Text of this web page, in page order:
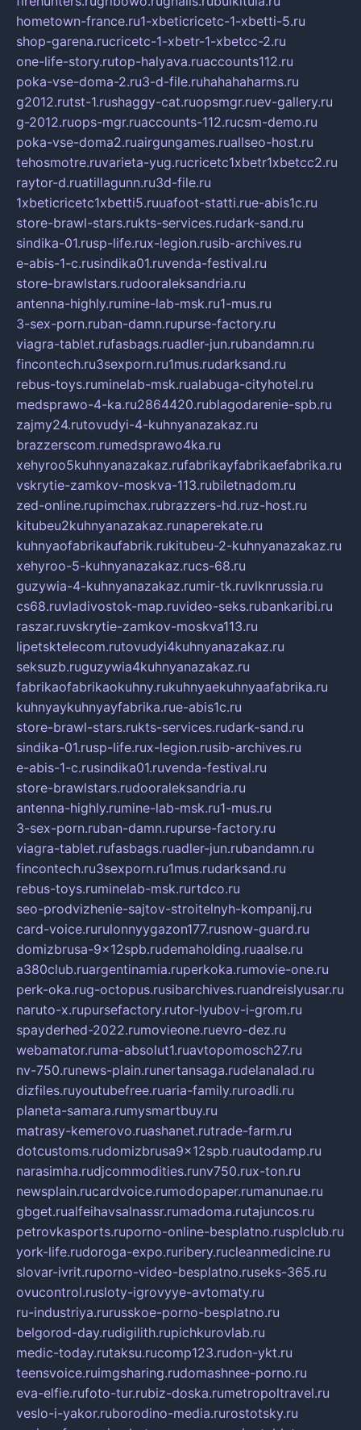
hometown-france.ru1-xbeticricetc-1-xbetti-5.ru
shop-garena.rucricetc-1-xbetr-1-xbetcc-2.ru
one-life-story.rutop-halyava.ruaccounts112.ru
poka-vse-doma-2.ru3-d-file.ruhahahaharms.ru
g2012.rutst-1.rushaggy-cat.ruopsmgr.ruev-gallery.ru
g-2012.ruops-mgr.ruaccounts-112.rucsm-demo.ru
poka-vse-doma2.ruairgungames.ruallseo-host.ru
tehosmotre.ruvarieta-yug.rucricetc1xbetr1xbetcc2.ru
raytor-d.ruatillagunn.ru3d-file.ru
1xbeticricetc1xbetti5.ruuafoot-statti.rue-abis1c.ru
store-brawl-stars.rukts-services.rudark-sand.ru
sindika-01.rusp-life.rux-legion.rusib-archives.ru
e-abis-1-c.rusindika01.ruvenda-festival.ru
store-brawlstars.rudooraleksandria.ru
antenna-highly.rumine-lab-msk.ru1-mus.ru
3-sex-porn.ruban-damn.rupurse-factory.ru
viagra-tablet.rufasbags.ruadler-jun.rubandamn.ru
fincontech.ru3sexporn.ru1mus.rudarksand.ru
rebus-toys.ruminelab-msk.rualabuga-cityhotel.ru
medsprawo-4-ka.ru2864420.rublagodarenie-spb.ru
zajmy24.rutovudyi-4-kuhnyanazakaz.ru
brazzerscom.rumedsprawo4ka.ru
xehyroo5kuhnyanazakaz.rufabrikayfabrikaefabrika.ru
vskrytie-zamkov-moskva-113.rubiletnadom.ru
zed-online.rupimchax.rubrazzers-hd.ruz-host.ru
kitubeu2kuhnyanazakaz.runaperekate.ru
kuhnyaofabrikaufabrik.rukitubeu-2-kuhnyanazakaz.ru
xehyroo-5-kuhnyanazakaz.rucs-68.ru
guzywia-4-kuhnyanazakaz.rumir-tk.ruvlknrussia.ru
cs68.ruvladivostok-map.ruvideo-seks.rubankaribi.ru
raszar.ruvskrytie-zamkov-moskva113.ru
lipetsktelecom.rutovudyi4kuhnyanazakaz.ru
seksuzb.ruguzywia4kuhnyanazakaz.ru
fabrikaofabrikaokuhny.rukuhnyaekuhnyaafabrika.ru
kuhnyaykuhnyayfabrika.rue-abis1c.ru
store-brawl-stars.rukts-services.rudark-sand.ru
sindika-01.rusp-life.rux-legion.rusib-archives.ru
e-abis-1-c.rusindika01.ruvenda-festival.ru
store-brawlstars.rudooraleksandria.ru
antenna-highly.rumine-lab-msk.ru1-mus.ru
3-sex-porn.ruban-damn.rupurse-factory.ru
viagra-tablet.rufasbags.ruadler-jun.rubandamn.ru
fincontech.ru3sexporn.ru1mus.rudarksand.ru
rebus-toys.ruminelab-msk.rurtdco.ru
seo-prodvizhenie-sajtov-stroitelnyh-kompanij.ru
card-voice.rurulonnyygazon177.rusnow-guard.ru
domizbrusa-9x12spb.rudemaholding.ruaalse.ru
a380club.ruargentinamia.ruperkoka.rumovie-one.ru
perk-oka.rug-octopus.rusibarchives.ruandreislyusar.ru
naruto-x.rupursefactory.rutor-lyubov-i-grom.ru
spayderhed-2022.rumovieone.ruevro-dez.ru
webamator.ruma-absolut1.ruavtopomosch27.ru
nv-750.runews-plain.runertansaga.rudelanalad.ru
dizfiles.ruyoutubefree.ruaria-family.ruroadli.ru
planeta-samara.rumysmartbuy.ru
matrasy-kemerovo.ruashanet.rutrade-farm.ru
dotcustoms.rudomizbrusa9x12spb.ruautodamp.ru
narasimha.rudjcommodities.runv750.rux-ton.ru
newsplain.rucardvoice.rumodopaper.rumanunae.ru
gbget.rualfeihavsalnassr.rumadoma.rutajuncos.ru
petrovkasports.ruporno-online-besplatno.rusplclub.ru
york-life.rudoroga-expo.ruribery.rucleanmedicine.ru
slovar-ivrit.ruporno-video-besplatno.ruseks-365.ru
ovucontrol.rusloty-igrovyye-avtomaty.ru
ru-industriya.rurusskoe-porno-besplatno.ru
belgorod-day.rudigilith.rupichkurovlab.ru
medic-today.rutaksu.rucomp123.rudon-ykt.ru
teensvoice.ruimgsharing.rudomashnee-porno.ru
eva-elfie.rufoto-tur.rubiz-doska.rumetropoltravel.ru
veslo-i-yakor.ruborodino-media.rurostotsky.ru